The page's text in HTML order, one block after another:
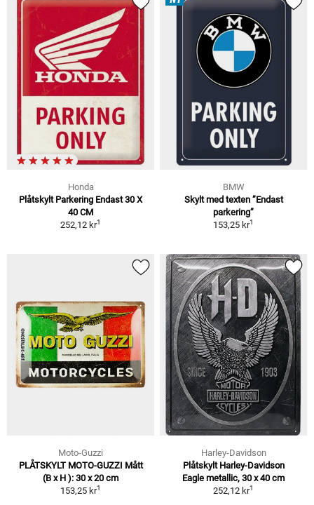
Honda
Plåtskylt Parkering Endast 30 X
40 CM
252,12 kr1
BMW
Skylt med texten ”Endast
parkering”
153,25 kr1
Moto-Guzzi
PLÅTSKYLT MOTO-GUZZI Mått
(B x H ): 30 x 20 cm
153,25 kr1
Harley-Davidson
Plåtskylt Harley-Davidson
Eagle metallic, 30 x 40 cm
252,12 kr1